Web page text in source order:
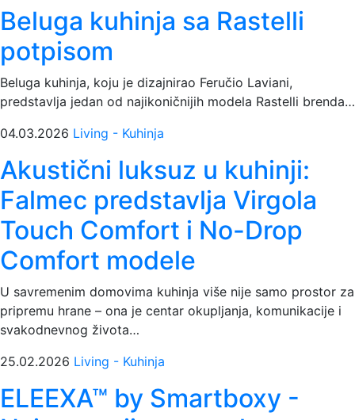
Beluga kuhinja sa Rastelli
potpisom
Beluga kuhinja, koju je dizajnirao Feručio Laviani,
predstavlja jedan od najikoničnijih modela Rastelli brenda…
04.03.2026 Living - Kuhinja
Akustični luksuz u kuhinji:
Falmec predstavlja Virgola
Touch Comfort i No-Drop
Comfort modele
U savremenim domovima kuhinja više nije samo prostor za
pripremu hrane – ona je centar okupljanja, komunikacije i
svakodnevnog života…
25.02.2026 Living - Kuhinja
ELEEXA™ by Smartboxy -